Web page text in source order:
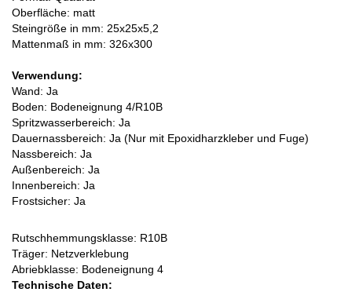
Oberfläche: matt
Steingröße in mm: 25x25x5,2
Mattenmaß in mm: 326x300
Verwendung:
Wand: Ja
Boden: Bodeneignung 4/R10B
Spritzwasserbereich: Ja
Dauernassbereich: Ja (Nur mit Epoxidharzkleber und Fuge)
Nassbereich: Ja
Außenbereich: Ja
Innenbereich: Ja
Frostsicher: Ja
Rutschhemmungsklasse: R10B
Träger: Netzverklebung
Abriebklasse: Bodeneignung 4
Technische Daten: